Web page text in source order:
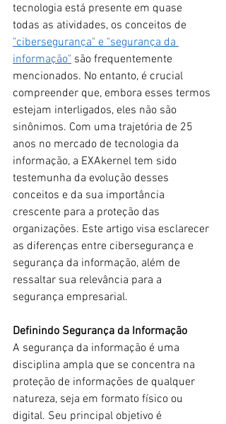
tecnologia está presente em quase
todas as atividades, os conceitos de
"cibersegurança" e "segurança da
informação" são frequentemente
mencionados. No entanto, é crucial
compreender que, embora esses termos
estejam interligados, eles não são
sinônimos. Com uma trajetória de 25
anos no mercado de tecnologia da
informação, a EXAkernel tem sido
testemunha da evolução desses
conceitos e da sua importância
crescente para a proteção das
organizações. Este artigo visa esclarecer
as diferenças entre cibersegurança e
segurança da informação, além de
ressaltar sua relevância para a
segurança empresarial.
Definindo Segurança da Informação
A segurança da informação é uma
disciplina ampla que se concentra na
proteção de informações de qualquer
natureza, seja em formato físico ou
digital. Seu principal objetivo é